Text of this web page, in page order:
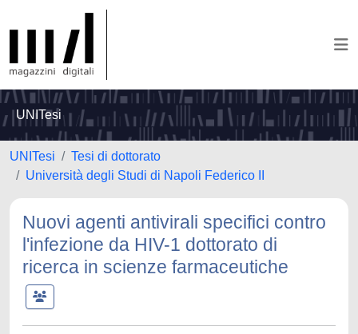
UNITesi
UNITesi
Tesi di dottorato
Università degli Studi di Napoli Federico II
Nuovi agenti antivirali specifici contro
l'infezione da HIV-1 dottorato di
ricerca in scienze farmaceutiche